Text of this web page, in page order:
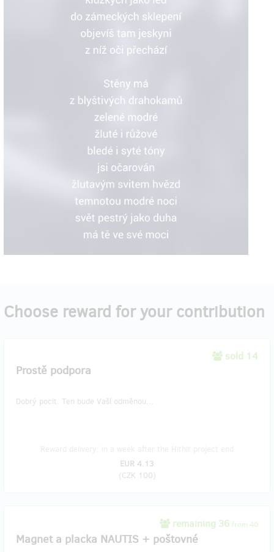
Choose reward for your contribution
sold 14
Prostě podpora
Dobrý pocit. Ten bude Vaší odměnou...
EUR 4.13
(CZK 100)
remaining 36 from 40
Magnet a placka NAUTIS + poštovné